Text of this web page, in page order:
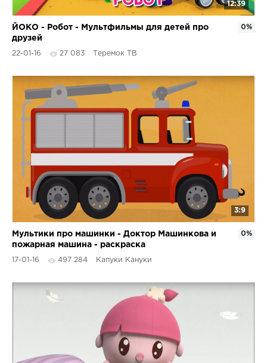
12:39
ЙОКО - Робот - Мультфильмы для детей про
друзей
22-01-16 27 083 Теремок ТВ
0%
3:9
Мультики про машинки - Доктор Машинкова и
пожарная машина - раскраска
17-01-16 497 284 Капуки Кануки
0%